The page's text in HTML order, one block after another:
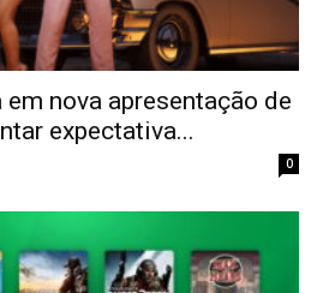
nova apresentação de
expectativa...
0